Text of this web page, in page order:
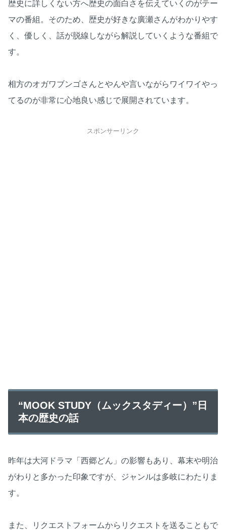
歴史に詳しくない方へ歴史の面白さを伝えていくのがテー
マの番組。そのため、歴史が好きな廣瀬さんがわかりやす
く、優しく、話が脱線しながら解説していくような番組で
す。
相方のオガワブンゴさんとやんや言いながらワイワイやっ
てるのが非常に心地良い感じで展開されています。
スポンサーリンク
“MOOK STUDY（ムックスタディー）”日
本の歴史の話
昨年は大河ドラマ「西郷どん」の影響もあり、幕末や明治
がわりと多かった印象ですが、ジャンルは多岐にわたりま
す。
また、リクエストフォームからリクエストを送ることもで